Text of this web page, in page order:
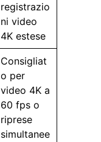
registrazio
ni video
4K estese
Consigliat
o per
video 4K a
60 fps o
riprese
simultanee